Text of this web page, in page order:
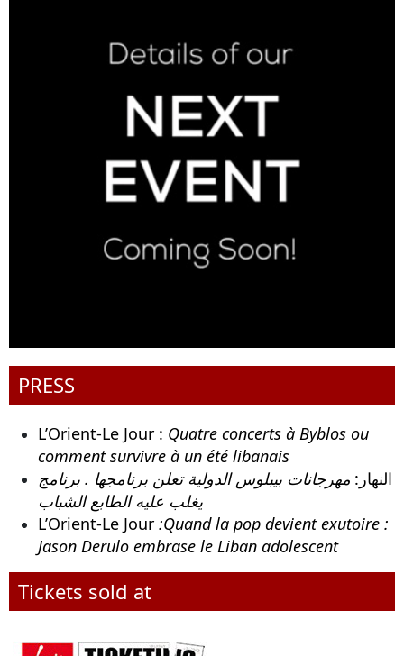
PRESS
L’Orient-Le Jour : Quatre concerts à Byblos ou
comment survivre à un été libanais
النهار: مهرجانات بيبلوس الدولية تعلن برنامجها . برنامج
يغلب عليه الطابع الشباب
L’Orient-Le Jour :Quand la pop devient exutoire :
Jason Derulo embrase le Liban adolescent
Tickets sold at